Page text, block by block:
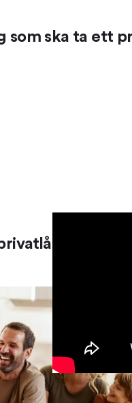
som ska ta ett